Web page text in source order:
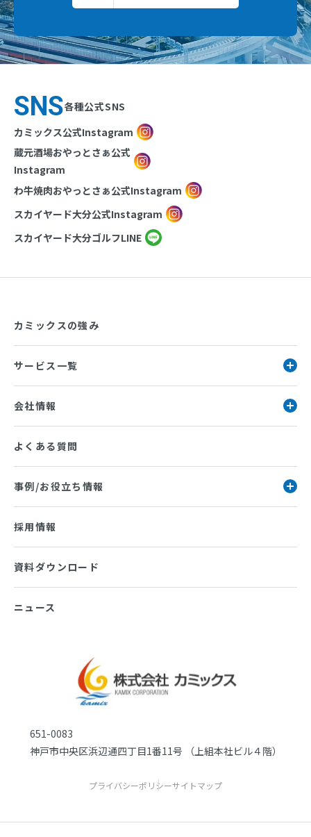
SNS各種公式SNS
カミックス公式Instagram
蔵元酒場おやっとさぁ公式
Instagram
わ牛焼肉おやっとさぁ公式Instagram
スカイヤード大分公式Instagram
スカイヤード大分ゴルフLINE
651-0083
神戸市中央区浜辺通四丁目1番11号 （上組本社ビル４階）
プライバシーポリシーサイトマップ
カミックスの強み
サービス一覧
会社情報
よくある質問
事例/お役立ち情報
採用情報
資料ダウンロード
ニュース